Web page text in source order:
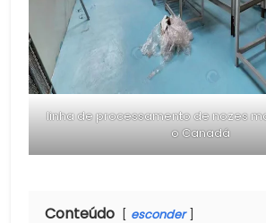
linha de processamento de nozes
o Canadá
Conteúdo esconder